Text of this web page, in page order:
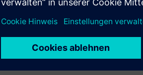
Produkte